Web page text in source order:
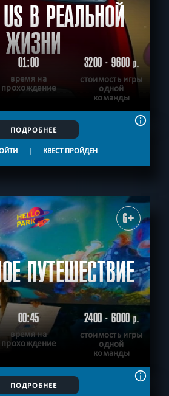
US В РЕАЛЬНОЙ
ЖИЗНИ
01:00
время на
прохождение
3200 - 9600р.
стоимость игры
одной
команды
ПОДРОБНЕЕ
| КВЕСТ ПРОЙДЕН
6+
ПУТЕШЕСТВИЕ
00:45
время на
прохождение
2400 - 6000р.
стоимость игры
одной
команды
ПОДРОБНЕЕ